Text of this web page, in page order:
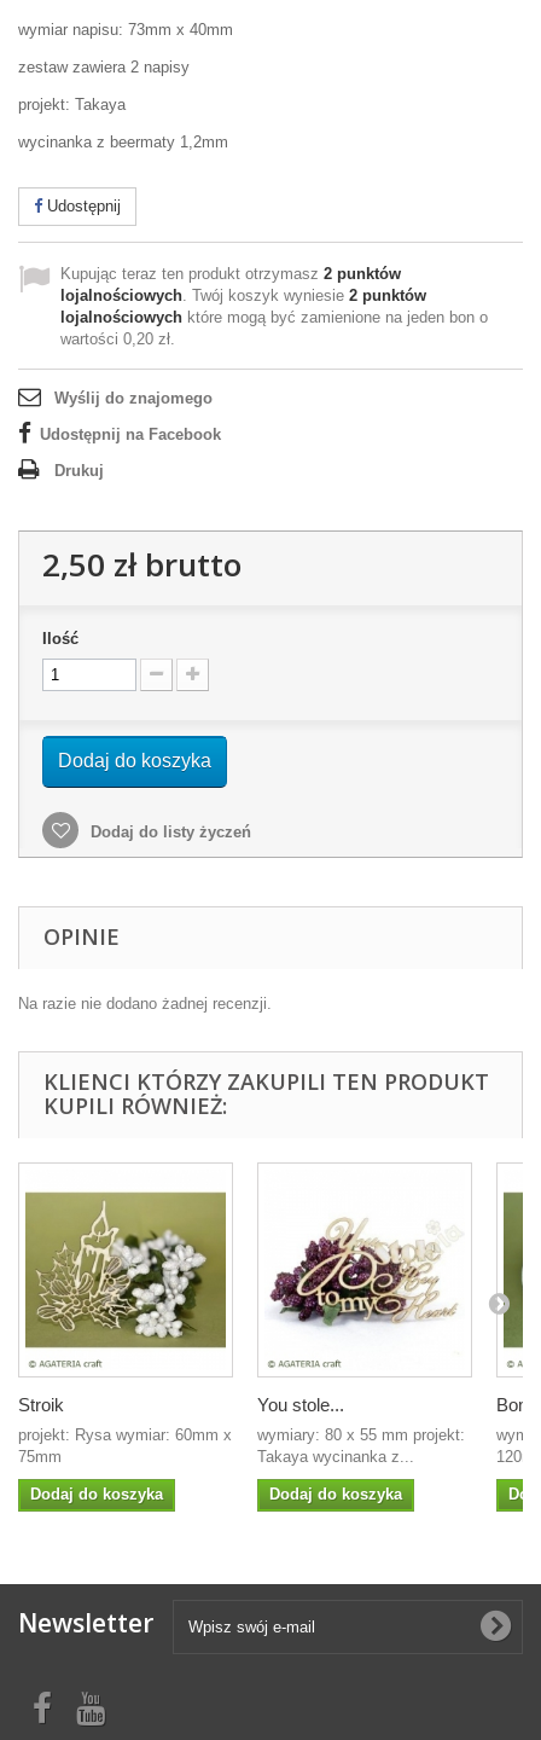
wymiar napisu: 73mm x 40mm
zestaw zawiera 2 napisy
projekt: Takaya
wycinanka z beermaty 1,2mm
Udostępnij
Kupując teraz ten produkt otrzymasz 2 punktów
lojalnościowych. Twój koszyk wyniesie 2 punktów
lojalnościowych które mogą być zamienione na jeden bon o
wartości 0,20 zł.
Wyślij do znajomego
Udostępnij na Facebook
Drukuj
2,50 złbrutto
Ilość
Dodaj do koszyka
Dodaj do listy życzeń
OPINIE
Na razie nie dodano żadnej recenzji.
KLIENCI KTÓRZY ZAKUPILI TEN PRODUKT
KUPILI RÓWNIEŻ:
Stroik
projekt: Rysa wymiar: 60mm x
75mm
Dodaj do koszyka
You stole...
wymiary: 80 x 55 mm projekt:
Takaya wycinanka z...
Dodaj do koszyka
Newsletter